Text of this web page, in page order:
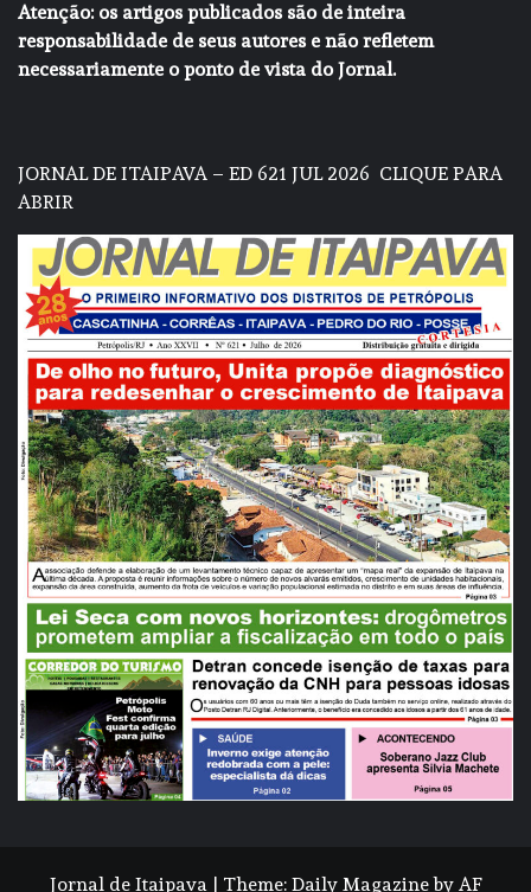
Atenção: os artigos publicados são de inteira
responsabilidade de seus autores e não refletem
necessariamente o ponto de vista do Jornal.
JORNAL DE ITAIPAVA – ED 621 JUL 2026 CLIQUE PARA
ABRIR
Jornal de Itaipava | Theme: Daily Magazineby AF